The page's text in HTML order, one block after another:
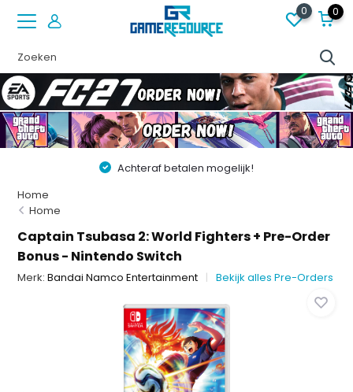
0 0
Achteraf betalen mogelijk!
Home
Home
Captain Tsubasa 2: World Fighters + Pre-Order
Bonus - Nintendo Switch
Merk:Bandai Namco Entertainment Bekijk alles Pre-Orders